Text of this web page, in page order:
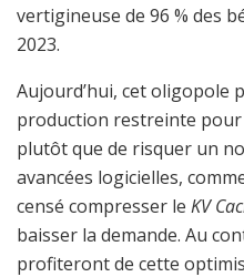
vertigineuse de 96 % des
2023.
Aujourd’hui, cet oligopole
production restreinte
plutôt que de risquer un
avancées logicielles,
censé compresser le KV
baisser la demande. Au
profiteront de cette